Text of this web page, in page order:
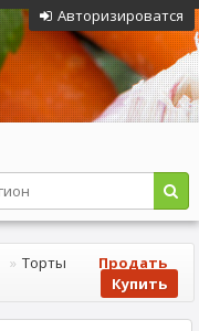
Авторизироватся
Tорты
Продать
Купить